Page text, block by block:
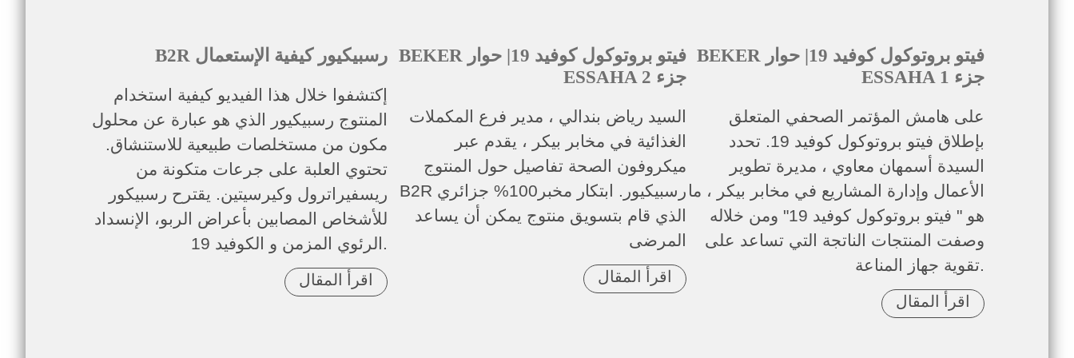
B2R رسبيكيور كيفية الإستعمال
إكتشفوا خلال هذا الفيديو كيفية استخدام
المنتوج رسبيكيور الذي هو عبارة عن محلول
مكون من مستخلصات طبيعية للاستنشاق.
تحتوي العلبة على جرعات متكونة من
ريسفيراترول وكيرسيتين. يقترح رسبيكور
للأشخاص المصابين بأعراض الربو، الإنسداد
الرئوي المزمن و الكوفيد 19.
اقرأ المقال
BEKER فيتو بروتوكول كوفيد 19| حوار
ESSAHA جزء 2
السيد رياض بندالي ، مدير فرع المكملات
الغذائية في مخابر بيكر ، يقدم عبر
ميكروفون الصحة تفاصيل حول المنتوج
B2R رسبيكيور. ابتكار مخبر100% جزائري
الذي قام بتسويق منتوج يمكن أن يساعد
المرضى
اقرأ المقال
BEKER فيتو بروتوكول كوفيد 19| حوار
ESSAHA جزء 1
على هامش المؤتمر الصحفي المتعلق
بإطلاق فيتو بروتوكول كوفيد 19. تحدد
السيدة أسمهان معاوي ، مديرة تطوير
الأعمال وإدارة المشاريع في مخابر بيكر ، ما
هو " فيتو بروتوكول كوفيد 19" ومن خلاله
وصفت المنتجات الناتجة التي تساعد على
تقوية جهاز المناعة.
اقرأ المقال